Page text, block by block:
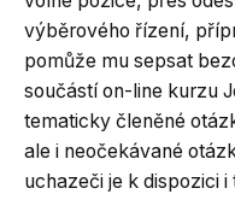
výběrového řízení,
pomůže mu sepsat
součástí on-line kurzu
tematicky členěné
ale i neočekávané
uchazeči je k dispozici